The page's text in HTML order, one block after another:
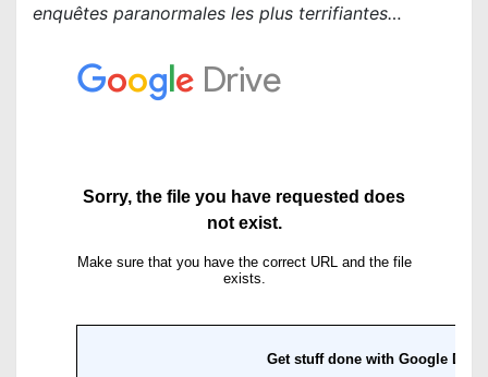
enquêtes paranormales les plus terrifiantes…